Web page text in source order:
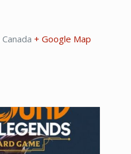
Canada + Google Map